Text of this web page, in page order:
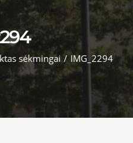
sėkmingai / IMG_2294